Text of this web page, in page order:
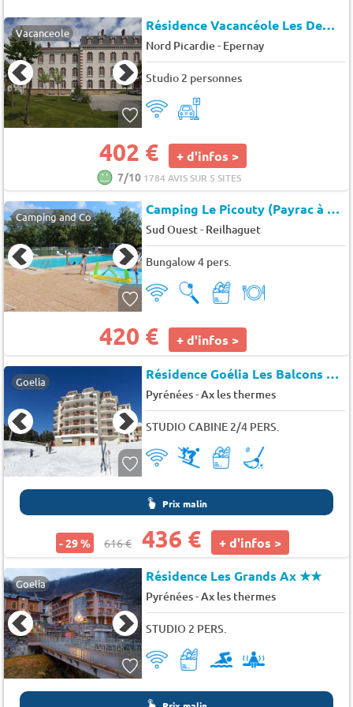
Vacanceole Résidence Vacancéole Les Demeures Champenoises
Nord Picardie- Epernay
Studio 2 personnes
402 € + d'infos >
7/10 1784 AVIS SUR 5 SITES
Camping and Co Camping Le Picouty (Payrac à 4 km)
Sud Ouest- Reilhaguet
Bungalow 4 pers.
420 € + d'infos >
Goelia Résidence Goélia Les Balcons D'Ax
Pyrénées-Ax les thermes
STUDIO CABINE 2/4 PERS.
Prix malin
- 29 % 616 € 436 € + d'infos >
Goelia Résidence Les Grands Ax★★
Pyrénées-Ax les thermes
STUDIO 2 PERS.